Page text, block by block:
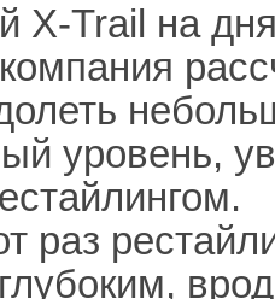
X-Trail на
уровень,
раз